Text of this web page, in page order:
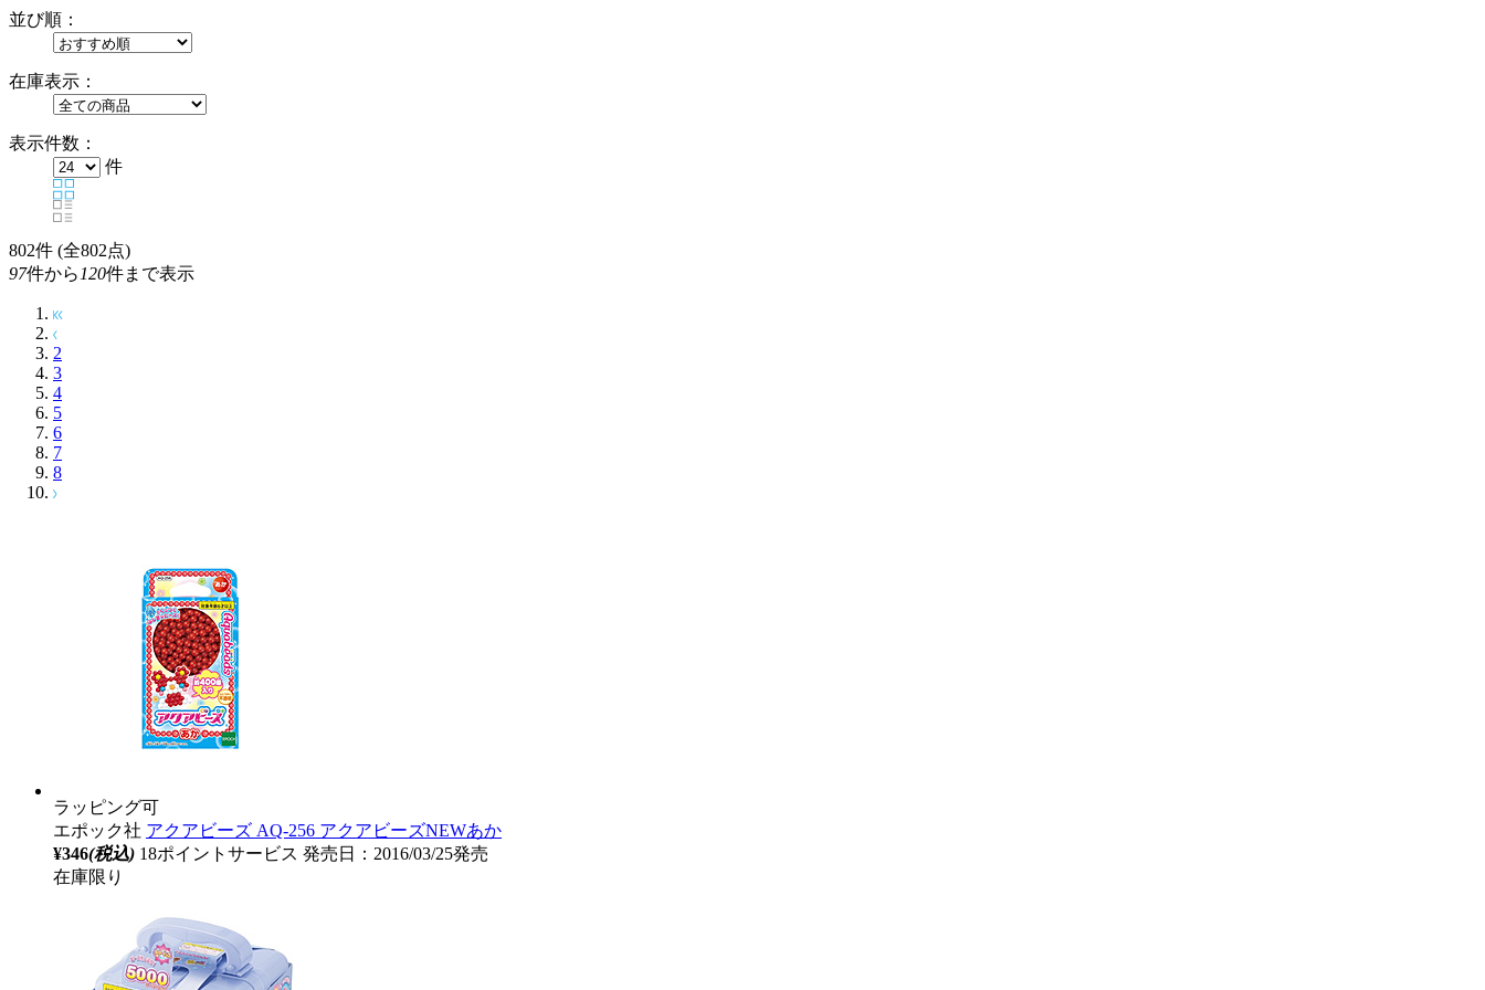
並び順：
在庫表示：
表示件数：
件
802件 (全802点)
97件から 120件まで表示
2
3
4
5
6
7
8
ラッピング可
エポック社 アクアビーズ AQ-256 アクアビーズNEWあか
¥346(税込) 18ポイントサービス 発売日：2016/03/25発売
在庫限り